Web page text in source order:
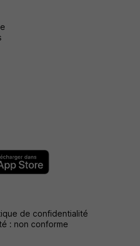
de confidentialité
: non conforme